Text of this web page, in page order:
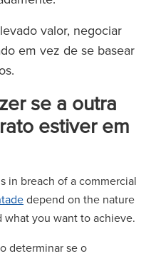
valor, negociar
em vez de se basear
se a outra
estiver em
in breach of a commercial
depend on the nature
you want to achieve.
determinar se o